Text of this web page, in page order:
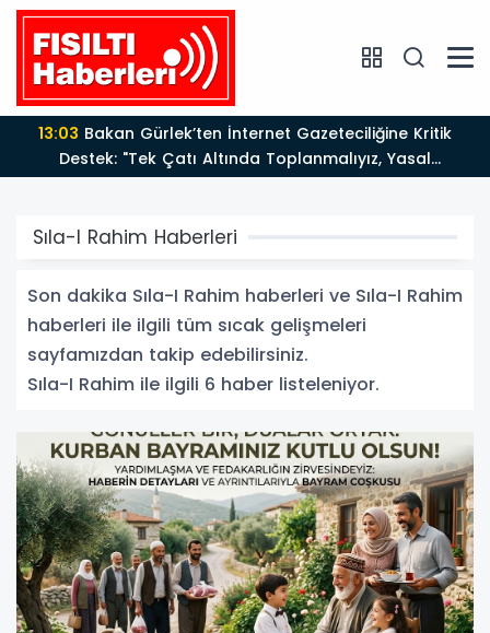
13:03
Destek: "Tek Çatı Altında Toplanmalıyız, Yasal
Düzenlemeye Hazırız"
Sıla-I Rahim Haberleri
Son dakika Sıla-I Rahim haberleri ve Sıla-I Rahim
haberleri ile ilgili tüm sıcak gelişmeleri
sayfamızdan takip edebilirsiniz.
Sıla-I Rahim ile ilgili 6 haber listeleniyor.